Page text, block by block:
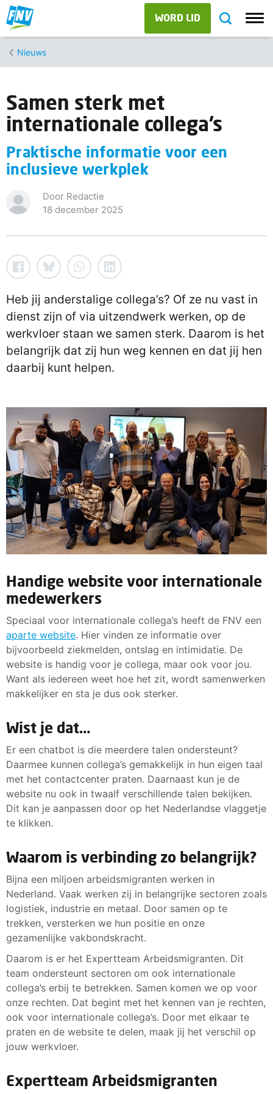
WORD LID
Nieuws
Samen sterk met
internationale collega’s
Praktische informatie voor een
inclusieve werkplek
Door Redactie
18 december 2025
Heb jij anderstalige collega’s? Of ze nu vast in
dienst zijn of via uitzendwerk werken, op de
werkvloer staan we samen sterk. Daarom is het
belangrijk dat zij hun weg kennen en dat jij hen
daarbij kunt helpen.
Handige website voor internationale
medewerkers
Speciaal voor internationale collega’s heeft de FNV een
aparte website. Hier vinden ze informatie over
bijvoorbeeld ziekmelden, ontslag en intimidatie. De
website is handig voor je collega, maar ook voor jou.
Want als iedereen weet hoe het zit, wordt samenwerken
makkelijker en sta je dus ook sterker.
Wist je dat…
Er een chatbot is die meerdere talen ondersteunt?
Daarmee kunnen collega’s gemakkelijk in hun eigen taal
met het contactcenter praten. Daarnaast kun je de
website nu ook in twaalf verschillende talen bekijken.
Dit kan je aanpassen door op het Nederlandse vlaggetje
te klikken.
Waarom is verbinding zo belangrijk?
Bijna een miljoen arbeidsmigranten werken in
Nederland. Vaak werken zij in belangrijke sectoren zoals
logistiek, industrie en metaal. Door samen op te
trekken, versterken we hun positie en onze
gezamenlijke vakbondskracht.
Daarom is er het Expertteam Arbeidsmigranten. Dit
team ondersteunt sectoren om ook internationale
collega’s erbij te betrekken. Samen komen we op voor
onze rechten. Dat begint met het kennen van je rechten,
ook voor internationale collega’s. Door met elkaar te
praten en de website te delen, maak jij het verschil op
jouw werkvloer.
Expertteam Arbeidsmigranten